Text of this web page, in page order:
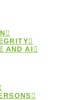
AND AI